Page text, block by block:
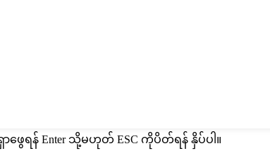
ာဖွေရန် Enter သို့မဟုတ် ESC ကိုပိတ်ရန် နှိပ်ပါ။